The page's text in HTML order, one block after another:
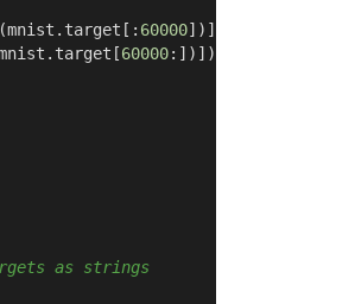
60000])]))[:,
60000:])]))[:,
as strings